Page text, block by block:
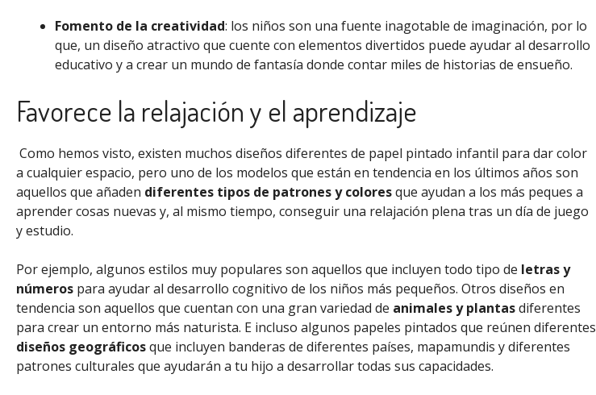
Fomento de la creatividad: los niños son una fuente inagotable de imaginación, por lo
que, un diseño atractivo que cuente con elementos divertidos puede ayudar al desarrollo
educativo y a crear un mundo de fantasía donde contar miles de historias de ensueño.
Favorece la relajación y el aprendizaje
Como hemos visto, existen muchos diseños diferentes de papel pintado infantil para dar color
a cualquier espacio, pero uno de los modelos que están en tendencia en los últimos años son
aquellos que añaden diferentes tipos de patrones y coloresque ayudan a los más peques a
aprender cosas nuevas y, al mismo tiempo, conseguir una relajación plena tras un día de juego
y estudio.
Por ejemplo, algunos estilos muy populares son aquellos que incluyen todo tipo de letras y
números para ayudar al desarrollo cognitivo de los niños más pequeños. Otros diseños en
tendencia son aquellos que cuentan con una gran variedad de animales y plantasdiferentes
para crear un entorno más naturista. E incluso algunos papeles pintados que reúnen diferentes
diseños geográficosque incluyen banderas de diferentes países, mapamundis y diferentes
patrones culturales que ayudarán a tu hijo a desarrollar todas sus capacidades.